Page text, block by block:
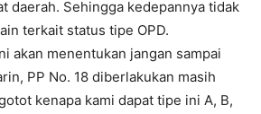
daerah. Sehingga kedepannya tidak
terkait status tipe OPD.
akan menentukan jangan sampai
PP No. 18 diberlakukan masih
kenapa kami dapat tipe ini A, B,